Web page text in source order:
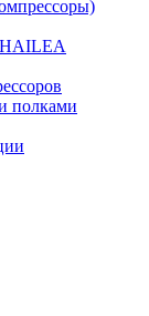
полками